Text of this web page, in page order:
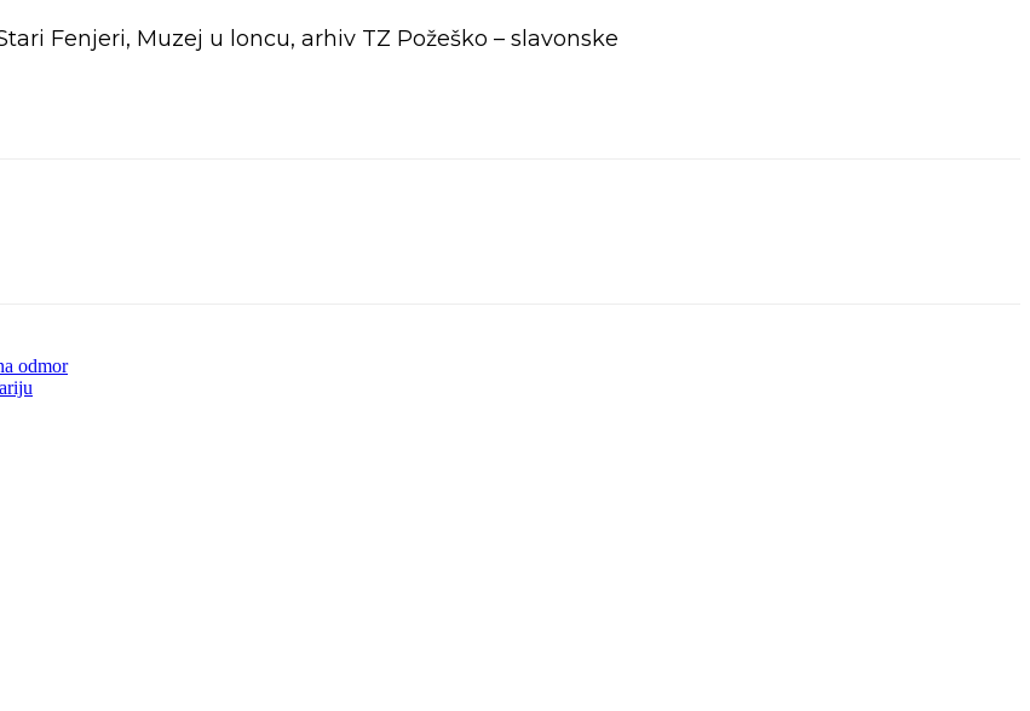
Fenjeri, Muzej u loncu, arhiv TZ Požeško – slavonske
odmor